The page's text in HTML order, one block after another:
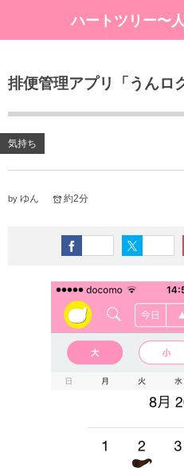
ハートツリー〜
排便管理アプリ「うんロ
気持ち
by ゆん 約2分